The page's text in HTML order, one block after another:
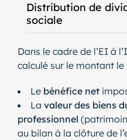
Distribution de
sociale
Dans le cadre de l’EI à
calculé sur le montant le
Le bénéfice net
La valeur des biens
professionnel
au bilan à la clôture de